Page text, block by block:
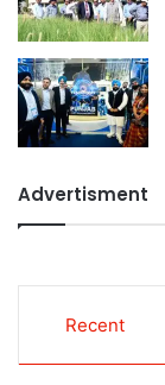
Advertisment
Recent